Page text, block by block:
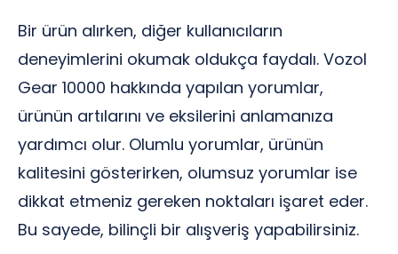
Bir ürün alırken, diğer kullanıcıların
deneyimlerini okumak oldukça faydalı. Vozol
Gear 10000 hakkında yapılan yorumlar,
ürünün artılarını ve eksilerini anlamanıza
yardımcı olur. Olumlu yorumlar, ürünün
kalitesini gösterirken, olumsuz yorumlar ise
dikkat etmeniz gereken noktaları işaret eder.
Bu sayede, bilinçli bir alışveriş yapabilirsiniz.